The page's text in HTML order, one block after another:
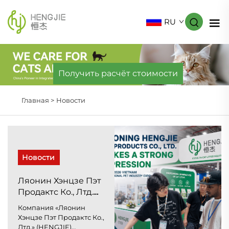
RU
Получить расчёт стоимости
Главная > Новости
Новости
Ляонин Хэнцзе Пэт
Продактс Ко., Лтд.
произвела сильное
впечатление на
Международной
Компания «Ляонин
Хэнцзе Пэт Продактс Ко.,
Лтд.» (HENGJIE)